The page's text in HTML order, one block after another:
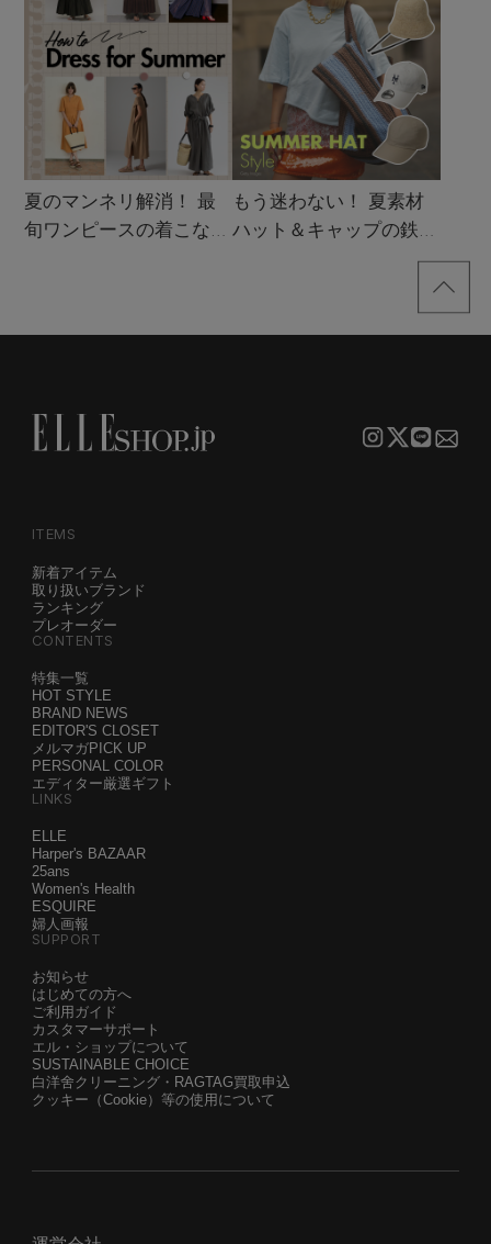
夏のマンネリ解消！ 最
旬ワンピースの着こなし
もう迷わない！ 夏素材
ハット＆キャップの鉄板
ITEMS
新着アイテム
取り扱いブランド
ランキング
プレオーダー
CONTENTS
特集一覧
HOT STYLE
BRAND NEWS
EDITOR'S CLOSET
メルマガPICK UP
PERSONAL COLOR
エディター厳選ギフト
LINKS
ELLE
Harper's BAZAAR
25ans
Women's Health
ESQUIRE
婦人画報
SUPPORT
お知らせ
はじめての方へ
ご利用ガイド
カスタマーサポート
エル・ショップについて
SUSTAINABLE CHOICE
白洋舍クリーニング・RAGTAG買取申込
クッキー（Cookie）等の使用について